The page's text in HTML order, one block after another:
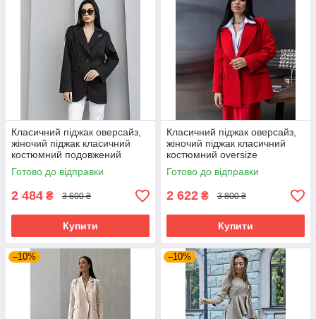
Класичний піджак оверсайз,
жіночий піджак класичний
костюмний подовжений
чорний 40–50 розміри
Готово до відправки
2 484 ₴ 3 600 ₴
Купити
Класичний піджак оверсайз,
жіночий піджак класичний
костюмний oversize
подовжений червоний 40–50
розміри
Готово до відправки
2 622 ₴ 3 800 ₴
Купити
–10% –10%